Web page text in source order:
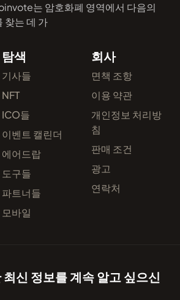
는 암호화폐 영역에서 다음의
찾는 데 가
탐색
기사들
NFT
ICO들
이벤트 캘린더
에어드랍
도구들
파트너들
모바일
회사
면책 조항
이용 약관
개인정보 처리방
침
판매 조건
광고
연락처
신 정보를 계속 알고 싶으신